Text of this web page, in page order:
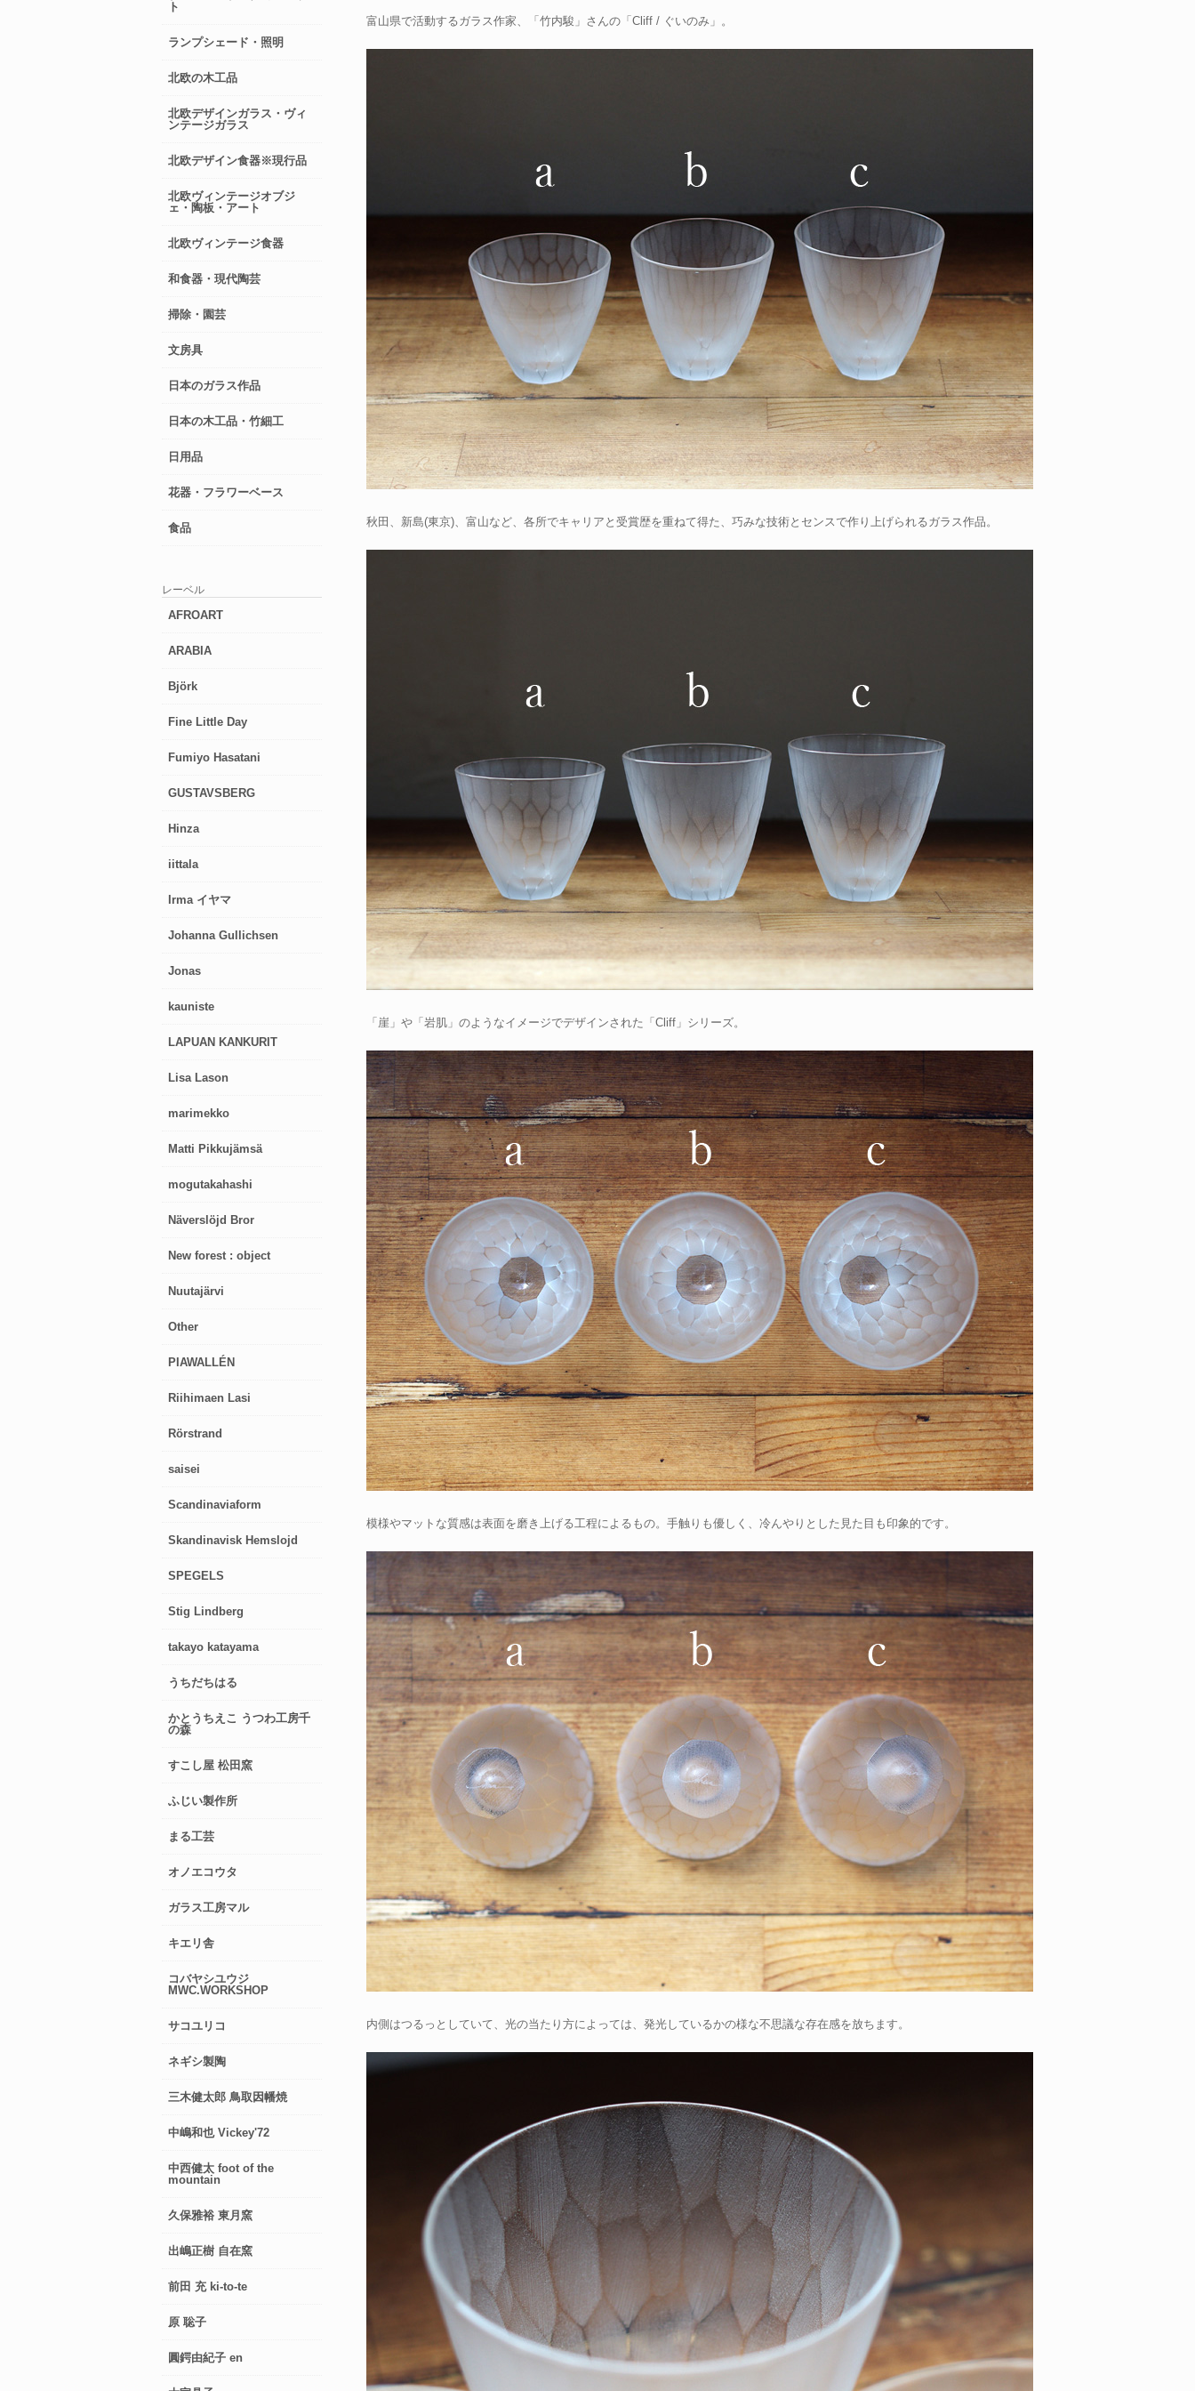
富山県で活動するガラス作家、「竹内駿」さんの「Cliff / ぐいのみ」。
秋田、新島(東京)、富山など、各所でキャリアと受賞歴を重ねて得た、巧みな技術とセンスで作り上げられるガラス作品。
「崖」や「岩肌」のようなイメージでデザインされた「Cliff」シリーズ。
模様やマットな質感は表面を磨き上げる工程によるもの。手触りも優しく、冷んやりとした見た目も印象的です。
内側はつるっとしていて、光の当たり方によっては、発光しているかの様な不思議な存在感を放ちます。
ト
ランプシェード・照明
北欧の木工品
北欧デザインガラス・ヴィ
ンテージガラス
北欧デザイン食器※現行品
北欧ヴィンテージオブジ
ェ・陶板・アート
北欧ヴィンテージ食器
和食器・現代陶芸
掃除・園芸
文房具
日本のガラス作品
日本の木工品・竹細工
日用品
花器・フラワーベース
食品
レーベル
AFROART
ARABIA
Björk
Fine Little Day
Fumiyo Hasatani
GUSTAVSBERG
Hinza
iittala
Irma イヤマ
Johanna Gullichsen
Jonas
kauniste
LAPUAN KANKURIT
Lisa Lason
marimekko
Matti Pikkujämsä
mogutakahashi
Näverslöjd Bror
New forest : object
Nuutajärvi
Other
PIAWALLÉN
Riihimaen Lasi
Rörstrand
saisei
Scandinaviaform
Skandinavisk Hemslojd
SPEGELS
Stig Lindberg
takayo katayama
うちだちはる
かとうちえこ うつわ工房千
の森
すこし屋 松田窯
ふじい製作所
まる工芸
オノエコウタ
ガラス工房マル
キエリ舎
コバヤシユウジ
MWC.WORKSHOP
サコユリコ
ネギシ製陶
三木健太郎 鳥取因幡焼
中嶋和也 Vickey'72
中西健太 foot of the
mountain
久保雅裕 東月窯
出嶋正樹 自在窯
前田 充 ki-to-te
原 聡子
圓鍔由紀子 en